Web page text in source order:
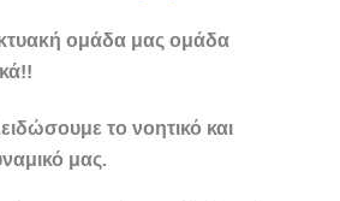
ομάδα μας ομάδα
το νοητικό και
μας.